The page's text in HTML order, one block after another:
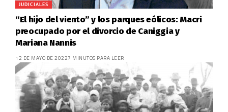
JUDICIALES
“El hijo del viento” y los parques eólicos: Macri
preocupado por el divorcio de Caniggia y
Mariana Nannis
12 DE MAYO DE 20227 MINUTOS PARA LEER